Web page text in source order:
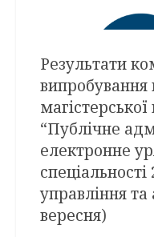
Результати
випробування
“Публічне
електронне
управління та
вересня)